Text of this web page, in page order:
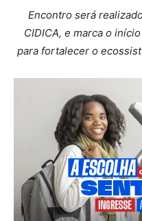
Encontro será
CIDICA, e marca o
para fortalecer o